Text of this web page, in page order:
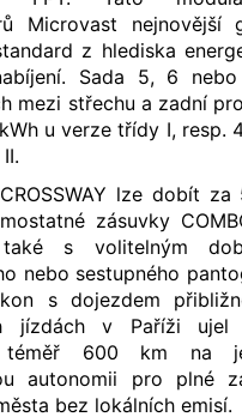
Microvast nejnovější
z hlediska
Sada 5, 6
mezi střechu a zadní
u verze třídy I, resp.
lze dobít
zásuvky
s volitelným
nebo sestupného
s dojezdem
jízdách v Paříži ujel
téměř 600 km na
autonomii pro plné
bez lokálních emisí.